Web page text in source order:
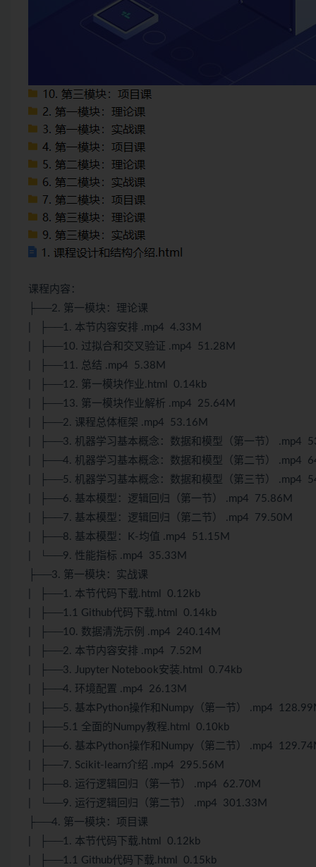
课程内容：
├──2. 第一模块：理论课
| ├──1. 本节内容安排 .mp4 4.33M
| ├──10. 过拟合和交叉验证 .mp4 51.28M
| ├──11. 总结 .mp4 5.38M
| ├──12. 第一模块作业.html 0.14kb
| ├──13. 第一模块作业解析 .mp4 25.64M
| ├──2. 课程总体框架 .mp4 53.16M
| ├──3. 机器学习基本概念：数据和模型（第一节） .mp4
| ├──4. 机器学习基本概念：数据和模型（第二节） .mp4
| ├──5. 机器学习基本概念：数据和模型（第三节） .mp4
| ├──6. 基本模型：逻辑回归（第一节） .mp4 75.86M
| ├──7. 基本模型：逻辑回归（第二节） .mp4 79.50M
| ├──8. 基本模型：K-均值 .mp4 51.15M
| └──9. 性能指标 .mp4 35.33M
├──3. 第一模块：实战课
| ├──1. 本节代码下载.html 0.12kb
| ├──1.1 Github代码下载.html 0.14kb
| ├──10. 数据清洗示例 .mp4 240.14M
| ├──2. 本节内容安排 .mp4 7.52M
| ├──3. Jupyter Notebook安装.html 0.74kb
| ├──4. 环境配置 .mp4 26.13M
| ├──5. 基本Python操作和Numpy（第一节） .mp4
| ├──5.1 全面的Numpy教程.html 0.10kb
| ├──6. 基本Python操作和Numpy（第二节） .mp4
| ├──7. Scikit-learn介绍 .mp4 295.56M
| ├──8. 运行逻辑回归（第一节） .mp4 62.70M
| └──9. 运行逻辑回归（第二节） .mp4 301.33M
├──4. 第一模块：项目课
| ├──1. 本节代码下载.html 0.12kb
| ├──1.1 Github代码下载.html 0.15kb